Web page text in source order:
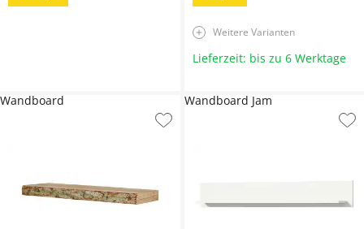
Weitere Varianten
Lieferzeit: bis zu 6 Werktage
Wandboard Wandboard Jam